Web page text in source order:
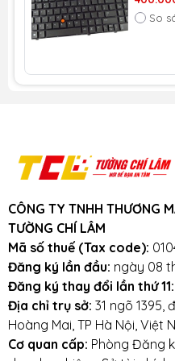
do lỗi nhà sản xuất.
(Không bảo hành do
và đại lý.)
Chat vớiFanpage
Fanpage Tường
Cơ sở 1: 153 Lê
Nội (Xem đường đi
Cơ sở 2:35/1194
Nội
So
CÔNG TY TNHH THƯƠNG
TƯỜNG CHÍ LÂM
Mã số thuế (Tax code):
Đăng ký lần đầu: ngày 08
Đăng ký thay đổi lần thứ 11:
Địa chỉ trụ sở: 31 ngõ 1395,
Hoàng Mai, TP Hà Nội, Việt
Cơ quan cấp: Phòng Đăng